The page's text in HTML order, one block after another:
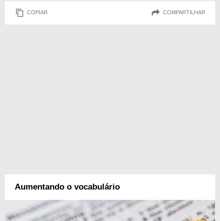
COPIAR COMPARTILHAR
Aumentando o vocabulário